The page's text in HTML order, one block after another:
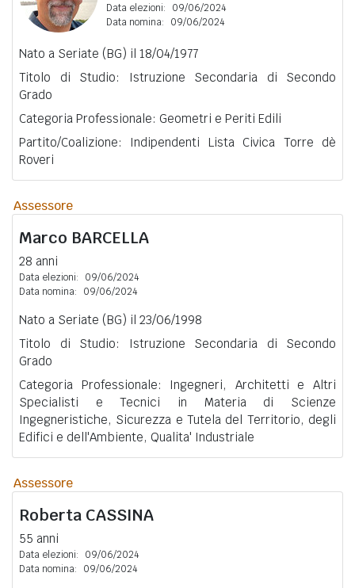
Data elezioni:
09/06/2024
Data nomina:
09/06/2024
Nato a Seriate (BG) il 18/04/1977
Titolo di Studio: Istruzione Secondaria di Secondo
Grado
Categoria Professionale: Geometri e Periti Edili
Partito/Coalizione: Indipendenti Lista Civica Torre dè
Roveri
Assessore
Marco BARCELLA
28 anni
Data elezioni:
09/06/2024
Data nomina:
09/06/2024
Nato a Seriate (BG) il 23/06/1998
Titolo di Studio: Istruzione Secondaria di Secondo
Grado
Categoria Professionale: Ingegneri, Architetti e Altri
Specialisti e Tecnici in Materia di Scienze
Ingegneristiche, Sicurezza e Tutela del Territorio, degli
Edifici e dell'Ambiente, Qualita' Industriale
Assessore
Roberta CASSINA
55 anni
Data elezioni:
09/06/2024
Data nomina:
09/06/2024